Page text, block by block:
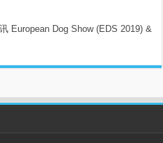
European Dog Show (EDS 2019) &